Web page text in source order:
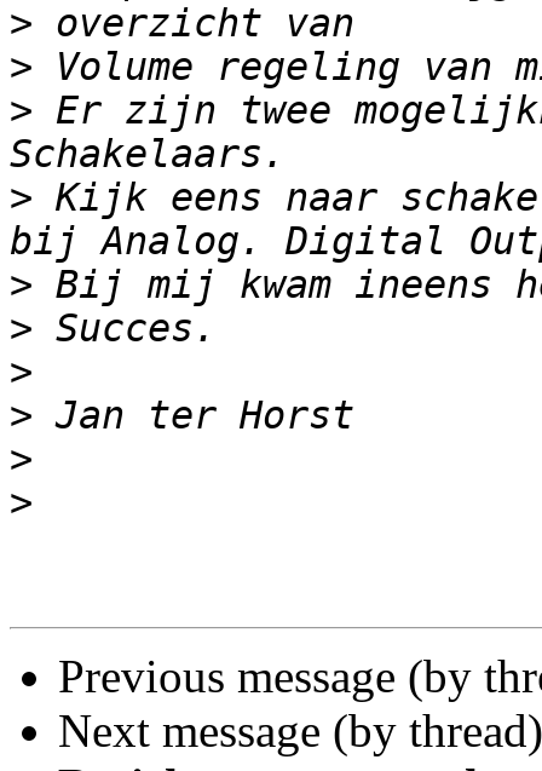
>
>
> Er zijn twee
> Kijk eens naar
>
>
>
>
>
>
Previous message (by
Next message (by